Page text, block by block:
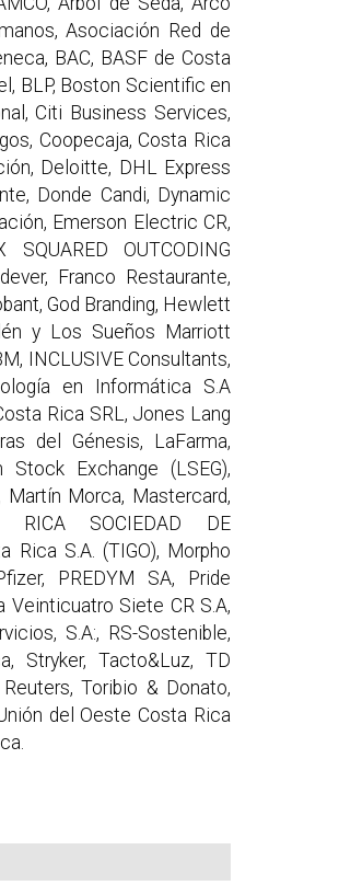
Asociación Red de
BAC, BASF de Costa
BLP, Boston Scientific en
Citi Business Services,
Coopecaja, Costa Rica
Deloitte, DHL Express
Donde Candi, Dynamic
Emerson Electric CR,
OUTCODING
Franco Restaurante,
God Branding, Hewlett
y Los Sueños Marriott
INCLUSIVE Consultants,
en Informática S.A
Rica SRL, Jones Lang
del Génesis, LaFarma,
Exchange (LSEG),
Martín Morca, Mastercard,
RICA SOCIEDAD DE
Rica S.A. (TIGO), Morpho
PREDYM SA, Pride
Veinticuatro Siete CR S.A,
S.A:, RS-Sostenible,
Stryker, Tacto&Luz, TD
Toribio & Donato,
del Oeste Costa Rica